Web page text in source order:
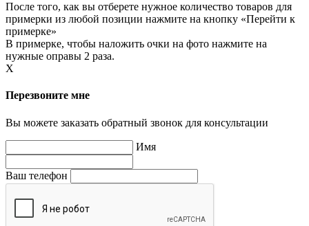
После того, как вы отберете нужное количество товаров для
примерки из любой позиции нажмите на кнопку «Перейти к
примерке»
В примерке, чтобы наложить очки на фото нажмите на
нужные оправы 2 раза.
X
Перезвоните мне
Вы можете заказать обратный звонок для консультации
Имя
Ваш телефон